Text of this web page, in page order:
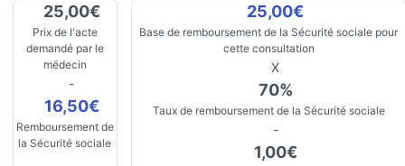
25,00€
Prix de l'acte
demandé par le
médecin
-
16,50€
Remboursement de
la Sécurité sociale
25,00€
Base de remboursement de la Sécurité sociale pour
cette consultation
X
70%
Taux de remboursement de la Sécurité sociale
-
1,00€